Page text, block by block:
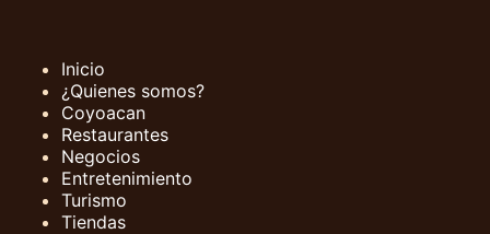
Inicio
¿Quienes somos?
Coyoacan
Restaurantes
Negocios
Entretenimiento
Turismo
Tiendas